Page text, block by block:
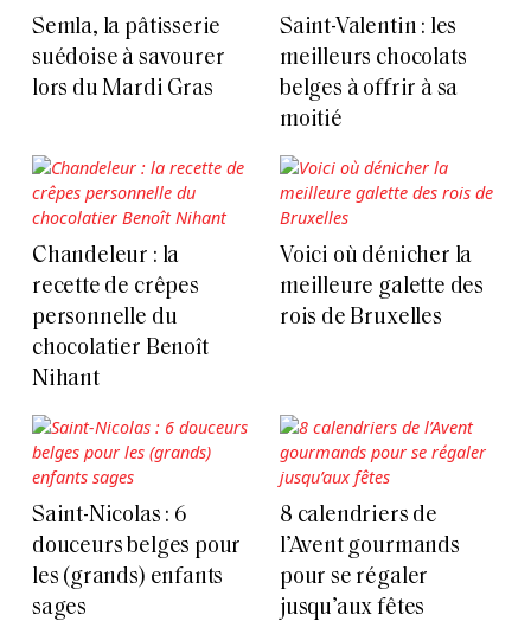
Semla, la pâtisserie
suédoise à savourer
lors du Mardi Gras
Saint-Valentin : les
meilleurs chocolats
belges à offrir à sa
moitié
Chandeleur : la
recette de crêpes
personnelle du
chocolatier Benoît
Nihant
Voici où dénicher la
meilleure galette des
rois de Bruxelles
Saint-Nicolas : 6
douceurs belges pour
les (grands) enfants
sages
8 calendriers de
l’Avent gourmands
pour se régaler
jusqu’aux fêtes